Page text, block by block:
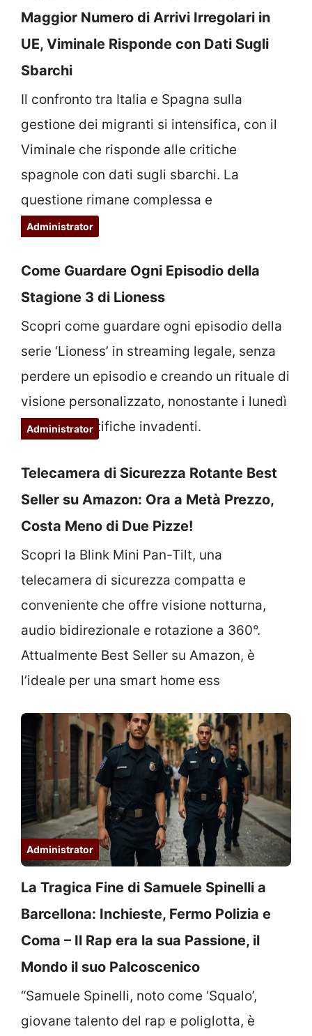
Maggior Numero di Arrivi Irregolari in
UE, Viminale Risponde con Dati Sugli
Sbarchi
Il confronto tra Italia e Spagna sulla
gestione dei migranti si intensifica, con il
Viminale che risponde alle critiche
spagnole con dati sugli sbarchi. La
questione rimane complessa e
sfaccettata.
Administrator
Come Guardare Ogni Episodio della
Stagione 3 di Lioness
Scopri come guardare ogni episodio della
serie ‘Lioness’ in streaming legale, senza
perdere un episodio e creando un rituale di
visione personalizzato, nonostante i lunedì
pieni e le notifiche invadenti.
Administrator
Telecamera di Sicurezza Rotante Best
Seller su Amazon: Ora a Metà Prezzo,
Costa Meno di Due Pizze!
Scopri la Blink Mini Pan-Tilt, una
telecamera di sicurezza compatta e
conveniente che offre visione notturna,
audio bidirezionale e rotazione a 360°.
Attualmente Best Seller su Amazon, è
l’ideale per una smart home ess
Administrator
La Tragica Fine di Samuele Spinelli a
Barcellona: Inchieste, Fermo Polizia e
Coma – Il Rap era la sua Passione, il
Mondo il suo Palcoscenico
“Samuele Spinelli, noto come ‘Squalo’,
giovane talento del rap e poliglotta, è